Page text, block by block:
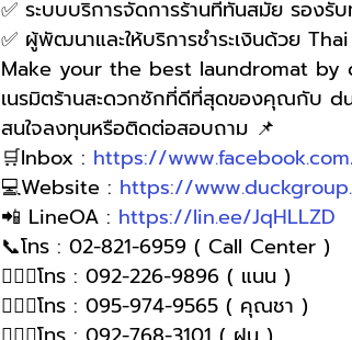
✅ ระบบบริการจัดการร้านที่ทันสมัย รองรั
✅ ผู้พัฒนาและให้บริการชำระเงินด้วย
Make your the best laundromat by
เนรมิตร้านสะดวกซักที่ดีที่สุดของคุณกับ
สนใจลงทุนหรือติดต่อสอบถาม 📌
🛒Inbox : https://
💻Website : https://
📲 LineOA : https://lin.ee/JqHLLZD
📞โทร : 02-821-6959 ( Call Center )
🙋🏻‍♀️โทร : 092-226-9896 ( แนน )
🙋🏻‍♀โทร : 095-974-9565 ( คุณชา )